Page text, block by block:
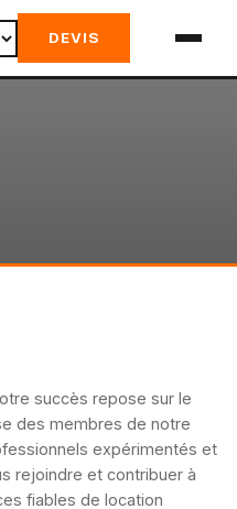
DEVIS
succès repose sur le
des membres de notre
expérimentés et
rejoindre et contribuer à
fiables de location